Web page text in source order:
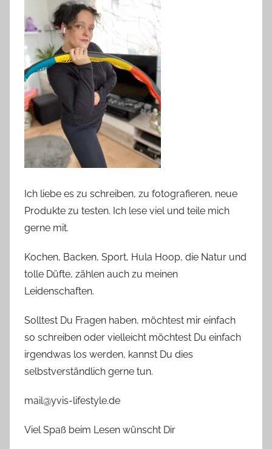
Ich liebe es zu schreiben, zu fotografieren, neue
Produkte zu testen. Ich lese viel und teile mich
gerne mit.
Kochen, Backen, Sport, Hula Hoop, die Natur und
tolle Düfte, zählen auch zu meinen
Leidenschaften.
Solltest Du Fragen haben, möchtest mir einfach
so schreiben oder vielleicht möchtest Du einfach
irgendwas los werden, kannst Du dies
selbstverständlich gerne tun.
mail@yvis-lifestyle.de
Viel Spaß beim Lesen wünscht Dir